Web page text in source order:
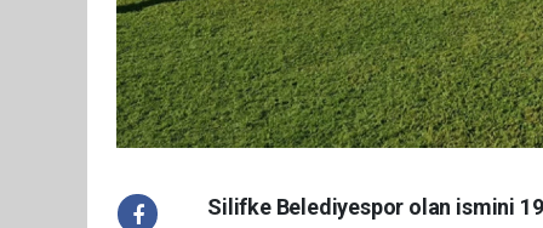
Silifke Belediyespor olan ismini